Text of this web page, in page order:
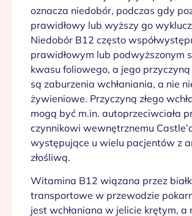
oznacza niedobór, podczas gdy
prawidłowy lub wyższy go
Niedobór B12 często
prawidłowym lub podwyższonym
kwasu foliowego, a jego
są zaburzenia wchłaniania, a nie
żywieniowe. Przyczyną złego
mogą być m.in. autoprzeciwciała
czynnikowi wewnętrznemu
występujące u wielu pacjentów z
złośliwą.
Witamina B12 wiązana przez
transportowe w przewodzie
jest wchłaniana w jelicie krętym, a